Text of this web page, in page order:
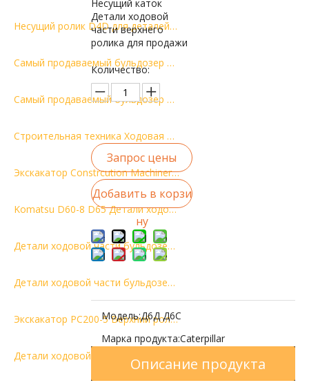
Несущий ролик D4D для деталей ходовой части бульдозера 3K7962
Самый продаваемый бульдозер D50 Верхний ролик Верхний ролик Несущий ролик высокого качества на заводе
Самый продаваемый бульдозер D4D Верхний ролик Верхний ролик Несущий ролик высокого качества на заводе
Строительная техника Ходовая часть экскаватора psrts верхний каток ZAX370 Подъемный ролик Несущий каток
Экскакатор Constrcution Machinery psrts E385 верхний роликовый ролик Несущий ролик
Komatsu D60-8 D65 Детали ходовой части бульдозера Ролик для пополнения запасов 141-30-00560 14x-30-00140 Несущий ролик
Детали ходовой части бульдозера CAT D4H 6K9879 6K9880 Несущий ролик
Детали ходовой части бульдозера CAT D5H верхний верхний ролик 6Y3908 несущий ролик
Экскакатор PC200-5 Верхний ролик Верхний ролик Несущий ролик для продажи
Несущий каток
Детали ходовой
части верхнего
ролика для продажи
Количество:
Запрос цены
Добавить в корзи
ну
Модель:Д6Д Д6С
Марка продукта:Caterpillar
Описание продукта